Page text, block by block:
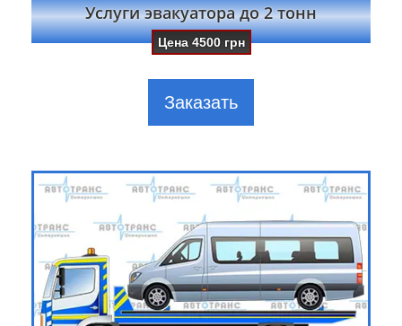
Услуги эвакуатора до 2 тонн
Цена4500 грн
Заказать